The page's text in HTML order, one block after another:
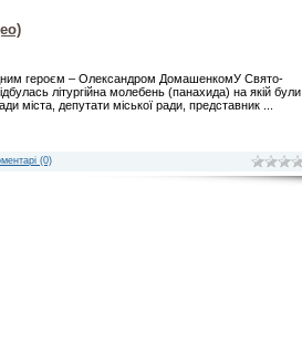
героєм – Олександром ДомашенкомУ Свято-
літургійна молебень (панахида) на якій були
міста, депутати міської ради, представник
(0)